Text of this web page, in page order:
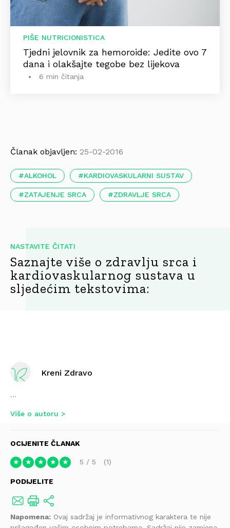
PIŠE NUTRICIONISTICA
Tjedni jelovnik za hemoroide: Jedite ovo 7
dana i olakšajte tegobe bez lijekova
6 min čitanja
Članak objavljen: 25-02-2016
ALKOHOL KARDIOVASKULARNI SUSTAV
ZATAJENJE SRCA ZDRAVLJE SRCA
Saznajte više o zdravlju srca i
kardiovaskularnog sustava u
sljedećim tekstovima:
NASTAVITE ČITATI
Kreni Zdravo
...
Više o autoru
OCIJENITE ČLANAK
★ ★ ★ ★ ★ 5 / 5 1
PODIJELITE
Napomena: Ovaj sadržaj je informativnog karaktera te nije